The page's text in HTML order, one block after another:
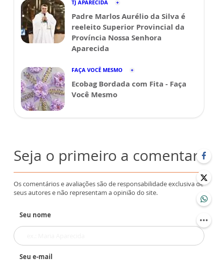
TJ APARECIDA
Padre Marlos Aurélio da Silva é
reeleito Superior Provincial da
Província Nossa Senhora
Aparecida
FAÇA VOCÊ MESMO
Ecobag Bordada com Fita - Faça
Você Mesmo
Seja o primeiro a comentar
Os comentários e avaliações são de responsabilidade exclusiva de
seus autores e não representam a opinião do site.
Seu nome
Seu e-mail